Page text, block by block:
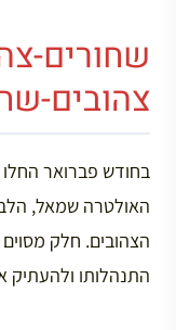
שחורים-
צהובים-
בחודש פברואר החלו
האולטרה שמאל,
הצהובים. חלק
התנהלותו